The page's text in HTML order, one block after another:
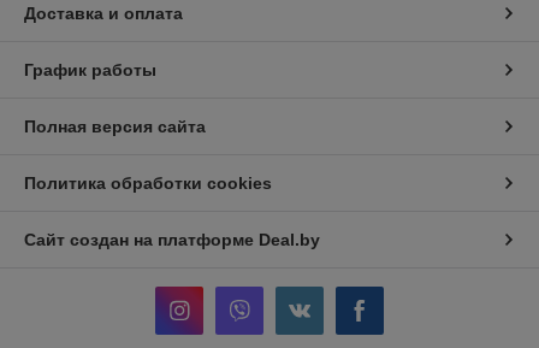
Доставка и оплата
График работы
Полная версия сайта
Политика обработки cookies
Сайт создан на платформе Deal.by